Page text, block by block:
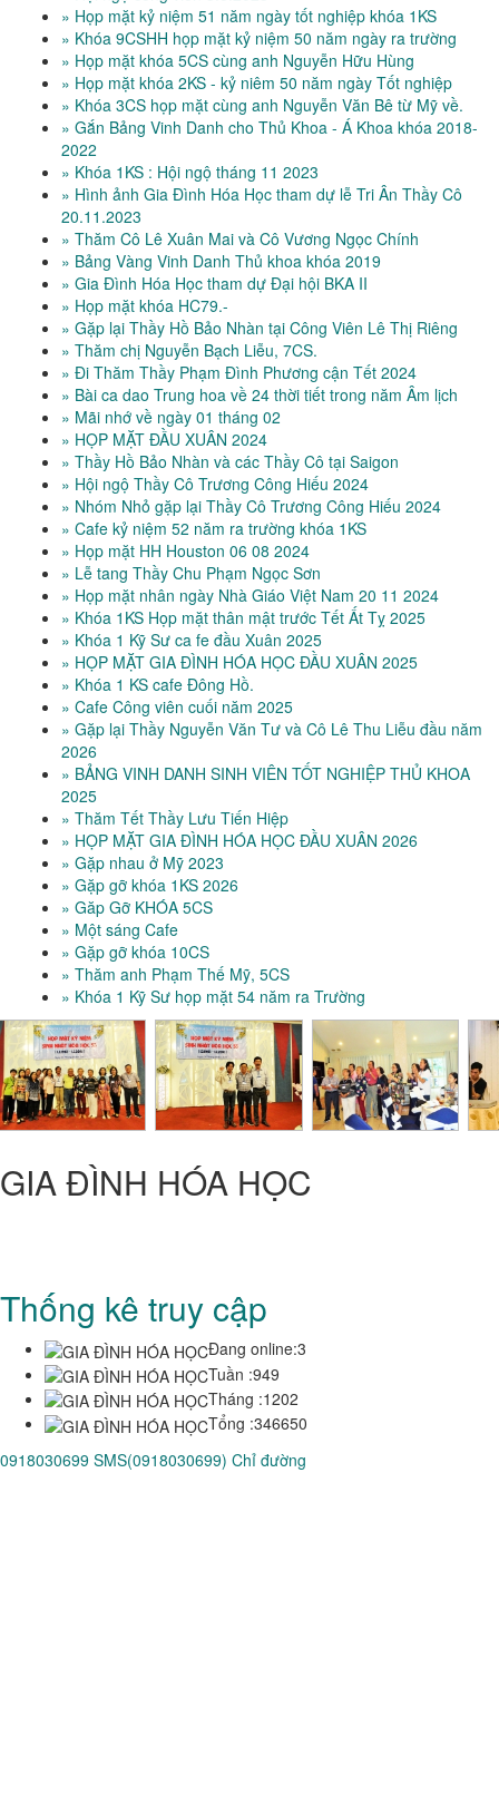
» Họp mặt kỷ niệm 51 năm ngày tốt nghiệp khóa 1KS
» Khóa 9CSHH họp mặt kỷ niệm 50 năm ngày ra trường
» Họp mặt khóa 5CS cùng anh Nguyễn Hữu Hùng
» Họp mặt khóa 2KS - kỷ niêm 50 năm ngày Tốt nghiệp
» Khóa 3CS họp mặt cùng anh Nguyễn Văn Bê từ Mỹ về.
» Gắn Bảng Vinh Danh cho Thủ Khoa - Á Khoa khóa 2018-
2022
» Khóa 1KS : Hội ngộ tháng 11 2023
» Hình ảnh Gia Đình Hóa Học tham dự lễ Tri Ân Thầy Cô
20.11.2023
» Thăm Cô Lê Xuân Mai và Cô Vương Ngọc Chính
» Bảng Vàng Vinh Danh Thủ khoa khóa 2019
» Gia Đình Hóa Học tham dự Đại hội BKA II
» Họp mặt khóa HC79.-
» Gặp lại Thầy Hồ Bảo Nhàn tại Công Viên Lê Thị Riêng
» Thăm chị Nguyễn Bạch Liễu, 7CS.
» Đi Thăm Thầy Phạm Đình Phương cận Tết 2024
» Bài ca dao Trung hoa về 24 thời tiết trong năm Âm lịch
» Mãi nhớ về ngày 01 tháng 02
» HỌP MẶT ĐẦU XUÂN 2024
» Thầy Hồ Bảo Nhàn và các Thầy Cô tại Saigon
» Hội ngộ Thầy Cô Trương Công Hiếu 2024
» Nhóm Nhỏ gặp lại Thầy Cô Trương Công Hiếu 2024
» Cafe kỷ niệm 52 năm ra trường khóa 1KS
» Họp mặt HH Houston 06 08 2024
» Lễ tang Thầy Chu Phạm Ngọc Sơn
» Họp mặt nhân ngày Nhà Giáo Việt Nam 20 11 2024
» Khóa 1KS Họp mặt thân mật trước Tết Ất Tỵ 2025
» Khóa 1 Kỹ Sư ca fe đầu Xuân 2025
» HỌP MẶT GIA ĐÌNH HÓA HỌC ĐẦU XUÂN 2025
» Khóa 1 KS cafe Đông Hồ.
» Cafe Công viên cuối năm 2025
» Gặp lại Thầy Nguyễn Văn Tư và Cô Lê Thu Liễu đầu năm
2026
» BẢNG VINH DANH SINH VIÊN TỐT NGHIỆP THỦ KHOA
2025
» Thăm Tết Thầy Lưu Tiến Hiệp
» HỌP MẶT GIA ĐÌNH HÓA HỌC ĐẦU XUÂN 2026
» Gặp nhau ở Mỹ 2023
» Gặp gỡ khóa 1KS 2026
» Găp Gỡ KHÓA 5CS
» Một sáng Cafe
» Gặp gỡ khóa 10CS
» Thăm anh Phạm Thế Mỹ, 5CS
» Khóa 1 Kỹ Sư họp mặt 54 năm ra Trường
GIA ĐÌNH HÓA HỌC
Thống kê truy cập
Đang online:3
Tuần :949
Tháng :1202
Tổng :346650
0918030699 SMS(0918030699) Chỉ đường